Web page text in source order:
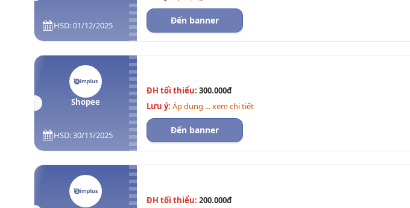
HSD: 01/12/2025 Đến banner
Shopee
HSD: 30/11/2025
ĐH tối thiểu: 300.000đ
Lưu ý: Áp dụng ... xem chi tiết
Đến banner
ĐH tối thiểu: 200.000đ